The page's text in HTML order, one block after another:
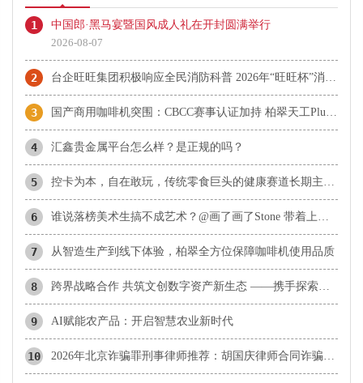
1
中国郎·黑马宴暨国风成人礼在开封圆满举行
2026-08-07
2 台企旺旺集团积极响应全民消防科普 2026年“旺旺杯”消防主题运动会圆满落幕
3 国产商用咖啡机突围：CBCC赛事认证加持 柏翠天工Plus成咖啡机推荐热门
4 汇鑫贵金属平台怎么样？是正规的吗？
5 控卡为本，自在敢玩，传统零食巨头的健康赛道长期主义实践
6 谁说落榜美术生搞不成艺术？@画了画了Stone 带着上百张“神作”，约你北京见！
7 从智造生产到线下体验，柏翠全方位保障咖啡机使用品质
8 ​跨界战略合作 共筑文创数字资产新生态 ——携手探索文化数字化战略落地新范式
9 AI赋能农产品：开启智慧农业新时代
10 2026年北京诈骗罪刑事律师推荐：胡国庆律师合同诈骗与诈骗罪辩护方向分析